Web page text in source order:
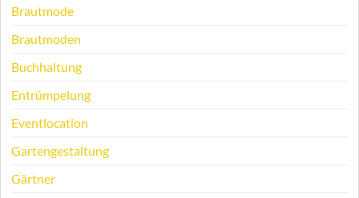
Brautmode
Brautmoden
Buchhaltung
Entrümpelung
Eventlocation
Gartengestaltung
Gärtner